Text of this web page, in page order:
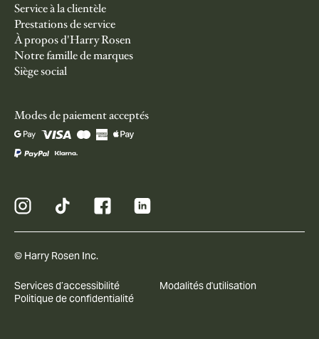
Service à la clientèle
Prestations de service
À propos d'Harry Rosen
Notre famille de marques
Siège social
Modes de paiement acceptés
© Harry Rosen Inc.
Services d’accessibilité
Modalités d'utilisation
Politique de confidentialité